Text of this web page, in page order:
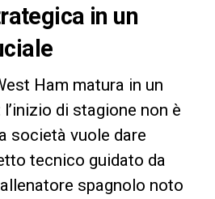
in un
Ham matura in un
di stagione non è
società vuole dare
tecnico guidato da
spagnolo noto